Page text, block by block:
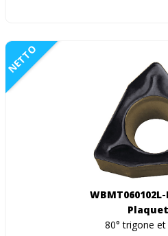
NETTO
WBMT060102L-
80° trigone